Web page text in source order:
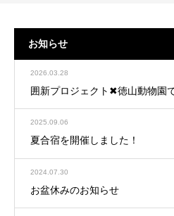
お知らせ
2026.03.28
囲新プロジェクト✖︎徳山動物園
2025.09.06
夏合宿を開催しました！
2024.07.30
お盆休みのお知らせ